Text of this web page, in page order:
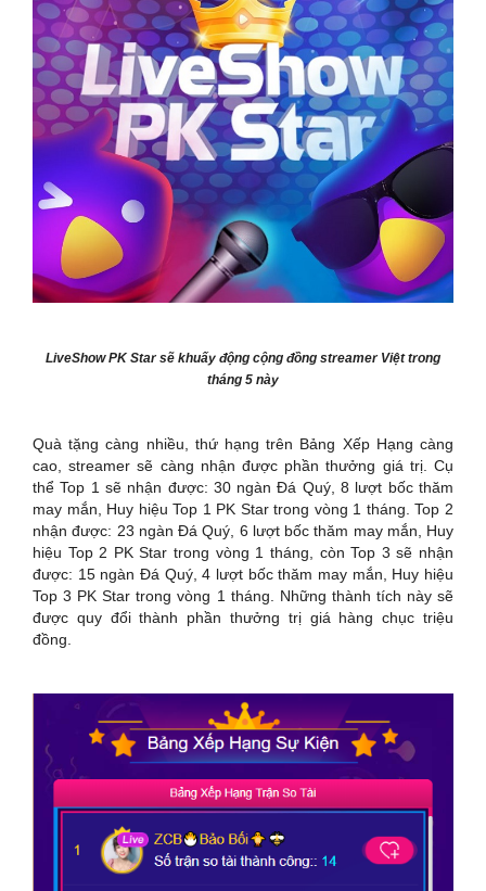
LiveShow PK Star sẽ khuấy động cộng đồng streamer Việt trong
tháng 5 này
Quà tặng càng nhiều, thứ hạng trên Bảng Xếp Hạng càng
cao, streamer sẽ càng nhận được phần thưởng giá trị. Cụ
thể Top 1 sẽ nhận được: 30 ngàn Đá Quý, 8 lượt bốc thăm
may mắn, Huy hiệu Top 1 PK Star trong vòng 1 tháng. Top 2
nhận được: 23 ngàn Đá Quý, 6 lượt bốc thăm may mắn, Huy
hiệu Top 2 PK Star trong vòng 1 tháng, còn Top 3 sẽ nhận
được: 15 ngàn Đá Quý, 4 lượt bốc thăm may mắn, Huy hiệu
Top 3 PK Star trong vòng 1 tháng. Những thành tích này sẽ
được quy đổi thành phần thưởng trị giá hàng chục triệu
đồng.